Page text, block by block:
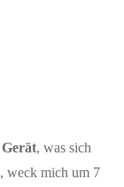
, was sich
weck mich um 7